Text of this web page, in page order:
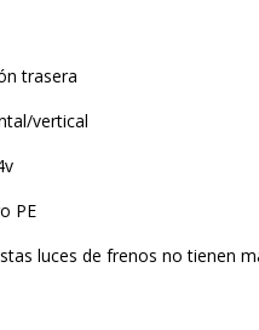
trasera
vertical
PE
luces de frenos no tienen